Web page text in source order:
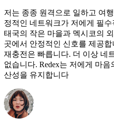
저는 종종 원격으로 일하고 여
정적인 네트워크가 저에게 필수
태국의 작은 마을과 멕시코의
곳에서 안정적인 신호를 제공
재충전은 빠릅니다. 더 이상 네
없습니다. Redex는 저에게 마
산성을 유지합니다